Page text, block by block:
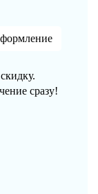
сразу!